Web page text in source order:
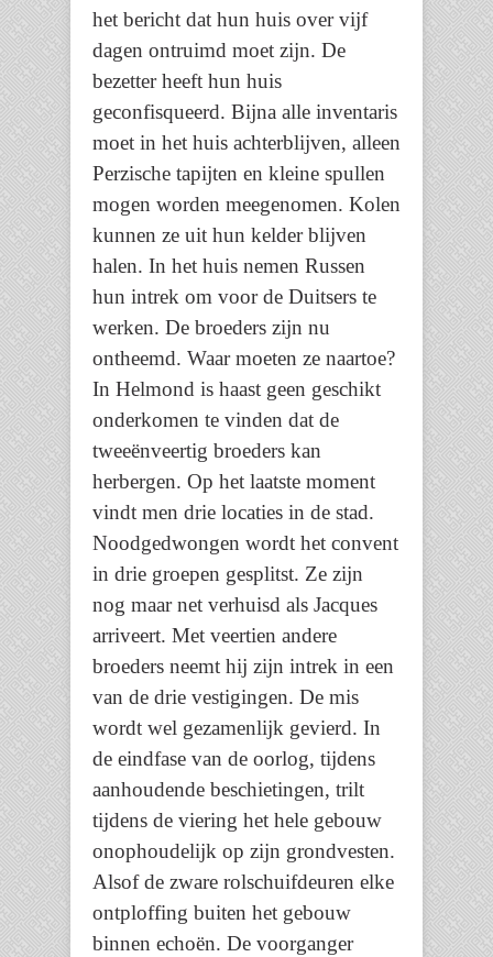
het bericht dat hun huis over vijf
dagen ontruimd moet zijn. De
bezetter heeft hun huis
geconfisqueerd. Bijna alle inventaris
moet in het huis achterblijven, alleen
Perzische tapijten en kleine spullen
mogen worden meegenomen. Kolen
kunnen ze uit hun kelder blijven
halen. In het huis nemen Russen
hun intrek om voor de Duitsers te
werken. De broeders zijn nu
ontheemd. Waar moeten ze naartoe?
In Helmond is haast geen geschikt
onderkomen te vinden dat de
tweeënveertig broeders kan
herbergen. Op het laatste moment
vindt men drie locaties in de stad.
Noodgedwongen wordt het convent
in drie groepen gesplitst. Ze zijn
nog maar net verhuisd als Jacques
arriveert. Met veertien andere
broeders neemt hij zijn intrek in een
van de drie vestigingen. De mis
wordt wel gezamenlijk gevierd. In
de eindfase van de oorlog, tijdens
aanhoudende beschietingen, trilt
tijdens de viering het hele gebouw
onophoudelijk op zijn grondvesten.
Alsof de zware rolschuifdeuren elke
ontploffing buiten het gebouw
binnen echoën. De voorganger